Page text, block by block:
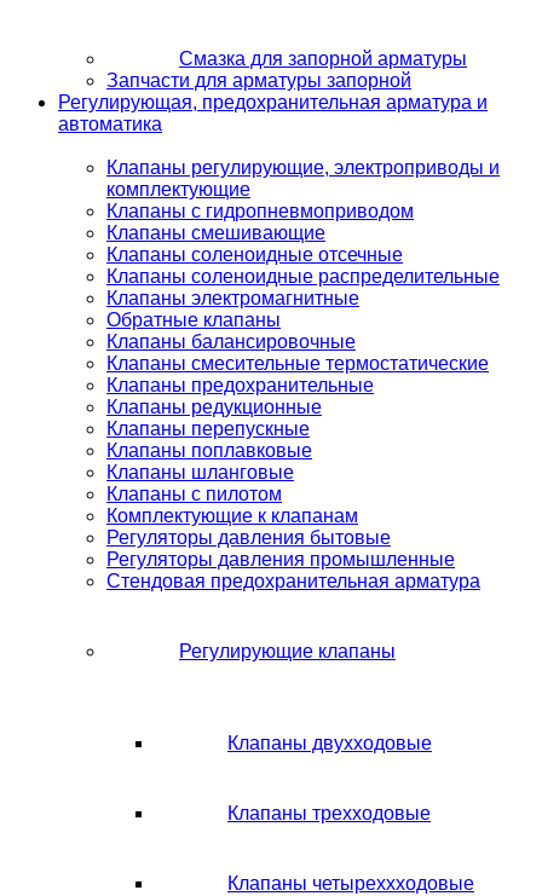
Смазка для запорной арматуры
Запчасти для арматуры запорной
Регулирующая, предохранительная арматура и
автоматика
Клапаны регулирующие, электроприводы и
комплектующие
Клапаны с гидропневмоприводом
Клапаны смешивающие
Клапаны соленоидные отсечные
Клапаны соленоидные распределительные
Клапаны электромагнитные
Обратные клапаны
Клапаны балансировочные
Клапаны смесительные термостатические
Клапаны предохранительные
Клапаны редукционные
Клапаны перепускные
Клапаны поплавковые
Клапаны шланговые
Клапаны с пилотом
Комплектующие к клапанам
Регуляторы давления бытовые
Регуляторы давления промышленные
Стендовая предохранительная арматура
Регулирующие клапаны
Клапаны двухходовые
Клапаны трехходовые
Клапаны четыреххходовые